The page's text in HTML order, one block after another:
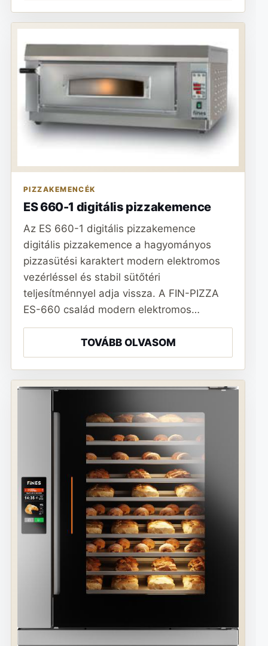
PIZZAKEMENCÉK
ES 660-1 digitális pizzakemence
Az ES 660-1 digitális pizzakemence
digitális pizzakemence a hagyományos
pizzasütési karaktert modern elektromos
vezérléssel és stabil sütőtéri
teljesítménnyel adja vissza. A FIN-PIZZA
ES-660 család modern elektromos…
TOVÁBB OLVASOM